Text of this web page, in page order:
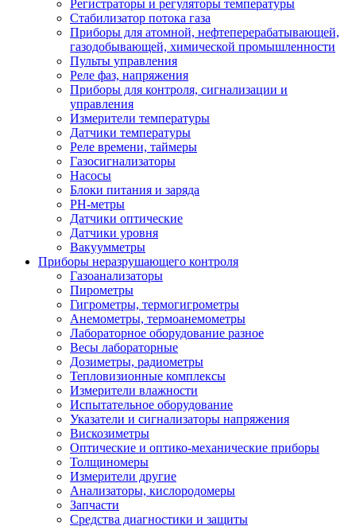
Регистраторы и регуляторы температуры
Стабилизатор потока газа
Приборы для атомной, нефтеперерабатывающей,
газодобывающей, химической промышленности
Пульты управления
Реле фаз, напряжения
Приборы для контроля, сигнализации и
управления
Измерители температуры
Датчики температуры
Реле времени, таймеры
Газосигнализаторы
Насосы
Блоки питания и заряда
PH-метры
Датчики оптические
Датчики уровня
Вакуумметры
Приборы неразрушающего контроля
Газоанализаторы
Пирометры
Гигрометры, термогигрометры
Анемометры, термоанемометры
Лабораторное оборудование разное
Весы лабораторные
Дозиметры, радиометры
Тепловизионные комплексы
Измерители влажности
Испытательное оборудование
Указатели и сигнализаторы напряжения
Вискозиметры
Оптические и оптико-механические приборы
Толщиномеры
Измерители другие
Анализаторы, кислородомеры
Запчасти
Средства диагностики и защиты